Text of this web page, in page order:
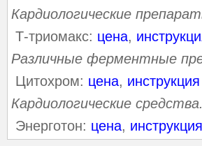
Кардиологические
Т-триомакс: цена,
Различные ферментные
Цитохром: цена, инструкция
Кардиологические средства.
Энерготон: цена, инструкция